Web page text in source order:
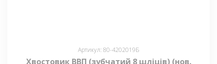
Артикул: 80-4202019Б
Хвостовик ВВП (зубчатий 8 шліців) (нов.